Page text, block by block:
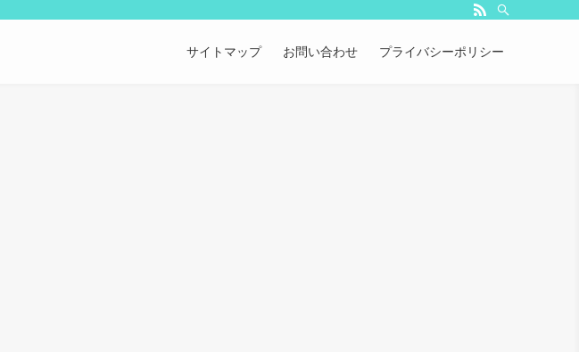
サイトマップ お問い合わせ プライバシーポリシー